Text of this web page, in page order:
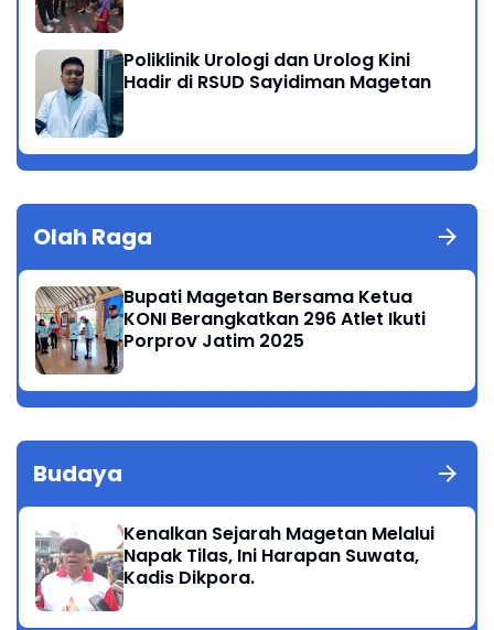
Poliklinik Urologi dan Urolog Kini
Hadir di RSUD Sayidiman Magetan
Olah Raga
Bupati Magetan Bersama Ketua
KONI Berangkatkan 296 Atlet Ikuti
Porprov Jatim 2025
Budaya
Kenalkan Sejarah Magetan Melalui
Napak Tilas, Ini Harapan Suwata,
Kadis Dikpora.